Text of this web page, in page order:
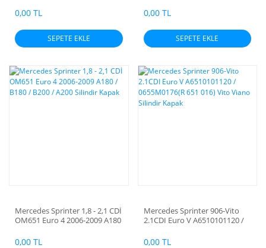
0,00 TL
SEPETE EKLE
0,00 TL
SEPETE EKLE
Mercedes Sprinter 1,8 - 2,1 CDİ
OM651 Euro 4 2006-2009 A180
Kapak
0,00 TL
Mercedes Sprinter 906-Vito
2.1CDI Euro V A6510101120 /
Viano Silindir Kapak
0,00 TL